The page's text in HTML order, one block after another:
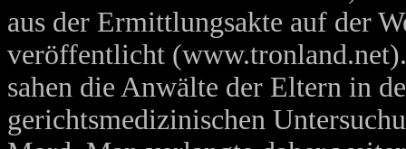
aus der Ermittlungsakte auf der
veröffentlicht
sahen die Anwälte der Eltern in
gerichtsmedizinischen